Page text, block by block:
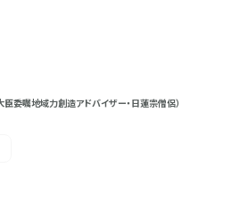
臣委嘱地域力創造アドバイザー・日蓮宗僧侶）